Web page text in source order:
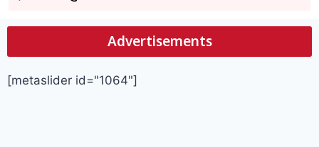
Advertisements
[metaslider id="1064"]